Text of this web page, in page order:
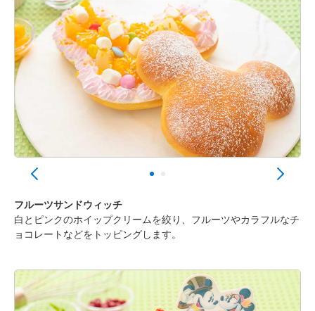
フルーツサンドウィッチ
白とピンクのホイップクリームを絞り、フルーツやカラフルなチ
ョコレートなどをトッピングします。